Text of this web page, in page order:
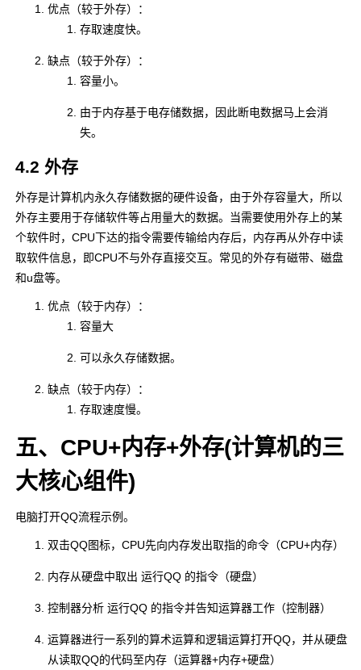
优点（较于外存）：
存取速度快。
缺点（较于外存）：
容量小。
由于内存基于电存储数据，因此断电数据马上会消
失。
4.2 外存
外存是计算机内永久存储数据的硬件设备，由于外存容量大，所以
外存主要用于存储软件等占用量大的数据。当需要使用外存上的某
个软件时，CPU下达的指令需要传输给内存后，内存再从外存中读
取软件信息，即CPU不与外存直接交互。常见的外存有磁带、磁盘
和u盘等。
优点（较于内存）：
容量大
可以永久存储数据。
缺点（较于内存）：
存取速度慢。
五、CPU+内存+外存(计算机的三
大核心组件)
电脑打开QQ流程示例。
双击QQ图标，CPU先向内存发出取指的命令（CPU+内存）
内存从硬盘中取出 运行QQ 的指令（硬盘）
控制器分析 运行QQ 的指令并告知运算器工作（控制器）
运算器进行一系列的算术运算和逻辑运算打开QQ，并从硬盘
从读取QQ的代码至内存（运算器+内存+硬盘）